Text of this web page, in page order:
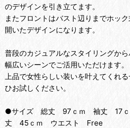
のデザインを引き立てます。
またフロントはバスト辺りまでホッ
開いたデザインになります。
普段のカジュアルなスタイリングから
幅広いシーンでご活用いただけます。
上品で女性らしい装いを叶えてくれ
ひお試しください。
●サイズ 総丈 97ｃｍ 袖丈 17
丈 45ｃｍ ウエスト Free